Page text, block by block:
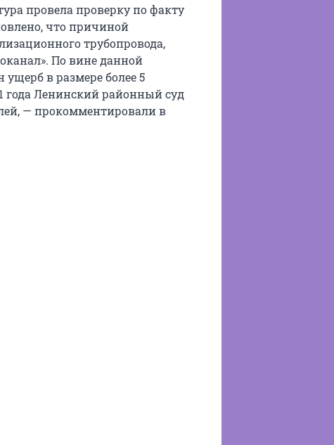
провела проверку по факту
что причиной
трубопровода,
По вине данной
в размере более 5
года Ленинский районный суд
— прокомментировали в